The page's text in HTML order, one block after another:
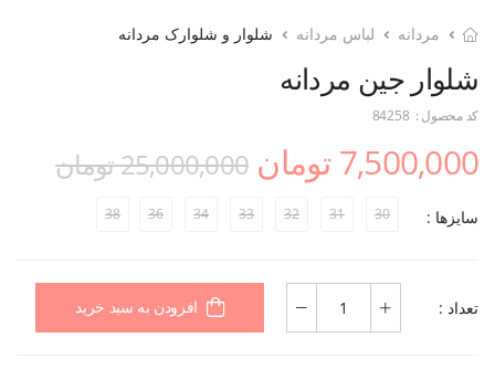
مردانه لباس مردانه شلوار و شلوارک مردانه
شلوار جین مردانه
کد محصول : 84258
7,500,000 تومان 25,000,000 تومان
سایزها : 30
31
32
33
34
36
38
تعداد : افزودن به سبد خرید